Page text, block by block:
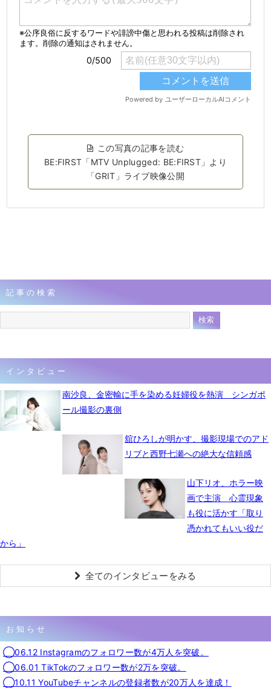
この写真の記事を読む
BE:FIRST「MTV Unplugged: BE:FIRST」より
「GRIT」ライブ映像公開
記事の検索
インタビュー
南沙良、金密輸に手を染める妊婦役を熱演 シンガポ
ール撮影の裏側
舘ひろしが明かす、撮影現場でのアド
リブと西野七瀬への絶大な信頼感
山下リオ、ホラー映
画で主演 心霊現象
も役に活かす「取り
憑かれてもいい役だ
から」
全てのインタビューをみる
お知らせ
◯06.12 Instagramのフォロワー数が4万人を突破。
◯06.01 TikTokのフォロワー数が2万を突破。
◯10.11 YouTubeチャンネルの登録者数が20万人を達成！